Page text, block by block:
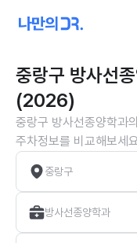
중랑구 방사선
(2026)
중랑구 방사선종양학과
주차정보를 비교해보세
중랑구
방사선종양학과